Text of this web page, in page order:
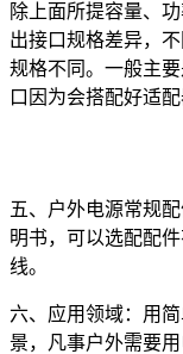
除上面所提容量、
出接口规格差异，
规格不同。一般主
口因为会搭配好适
五、户外电源常规配
明书，可以选配配
线。
六、应用领域： 用
景，凡事户外需要